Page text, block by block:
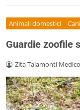
Animali domestici Cani
Guardie zoofile
Zita Talamonti